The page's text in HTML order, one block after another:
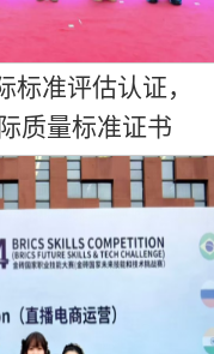
标准评估认证，
质量标准证书